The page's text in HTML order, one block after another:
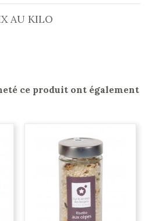
AU KILO
ce produit ont également